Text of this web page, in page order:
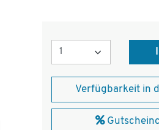
Menge
Verfügbarkeit in